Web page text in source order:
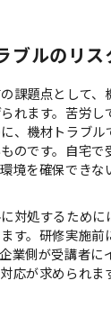
ブルのリス
課題点として、
れます。苦労し
、機材トラブル
のです。自宅
境を確保でき
対処するため
す。研修実施
業側が受講者
応が求められま